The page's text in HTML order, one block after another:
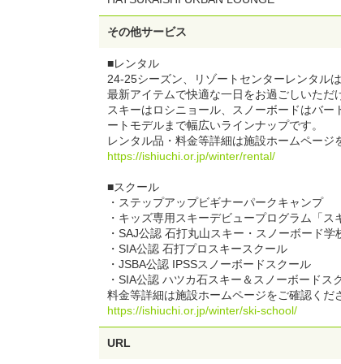
その他サービス
■レンタル
24-25シーズン、リゾートセンターレンタル
最新アイテムで快適な一日をお過ごしいただ
スキーはロシニョール、スノーボードはバ
ートモデルまで幅広いラインナップです。
レンタル品・料金等詳細は施設ホームページ
https://ishiuchi.or.jp/winter/rental/
■スクール
・ステップアップビギナーパークキャンプ
・キッズ専用スキーデビュープログラム「ス
・SAJ公認 石打丸山スキー・スノーボード学
・SIA公認 石打プロスキースクール
・JSBA公認 IPSSスノーボードスクール
・SIA公認 ハツカ石スキー＆スノーボードス
料金等詳細は施設ホームページをご確認くだ
https://ishiuchi.or.jp/winter/ski-school/
URL